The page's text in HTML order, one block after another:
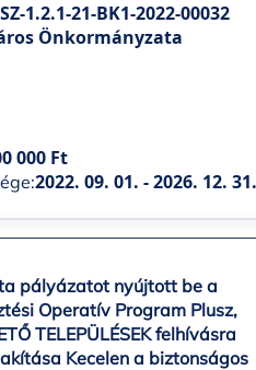
1.2.1-21-BK1-2022-00032
Önkormányzata
000 Ft
2022. 09. 01. - 2026. 12. 31.
pályázatot nyújtott be a
Operatív Program Plusz,
TELEPÜLÉSEK felhívásra
Kecelen a biztonságos